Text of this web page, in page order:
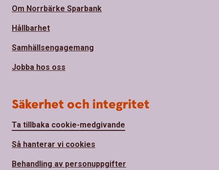
Om Norrbärke Sparbank
Hållbarhet
Samhällsengagemang
Jobba hos oss
Säkerhet och integritet
Ta tillbaka cookie-medgivande
Så hanterar vi cookies
Behandling av personuppgifter